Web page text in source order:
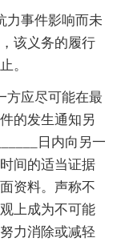
力事件影响而未
该义务的履行
。
方应尽可能在最
的发生通知另
日内向另一
间的适当证据
资料。声称不
上成为不可能
力消除或减轻